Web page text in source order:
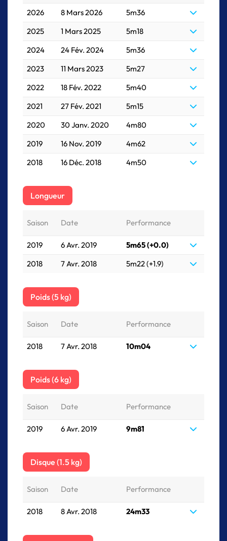
2026 8 Mars 2026
5m36
2025
1 Mars 2025
5m18
2024
24 Fév. 2024
5m36
2023
11 Mars 2023
5m27
2022
18 Fév. 2022
5m40
2021
27 Fév. 2021
5m15
2020
30 Janv. 2020
4m80
2019
16 Nov. 2019
4m62
2018
16 Déc. 2018 4m50
Longueur
Saison Date Performance
2019 6 Avr. 2019
5m65 (+0.0)
2018
7 Avr. 2018 5m22 (+1.9)
Poids (5 kg)
Saison Date Performance
2018 7 Avr. 2018 10m04
Poids (6 kg)
Saison Date Performance
2019 6 Avr. 2019 9m81
Disque (1.5 kg)
Saison Date Performance
2018 8 Avr. 2018 24m33